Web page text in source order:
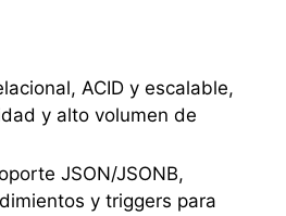
ACID y escalable,
y alto volumen de
JSON/JSONB,
y triggers para